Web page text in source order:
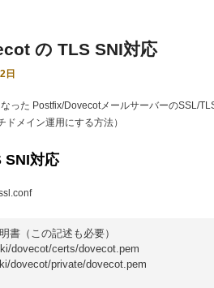
の TLS SNI対応
日
った Postfix/DovecotメールサーバーのSSL/
ドメイン運用にする方法）
SNI対応
書（この記述も必要）
dovecot/certs/dovecot.pem
dovecot/private/dovecot.pem